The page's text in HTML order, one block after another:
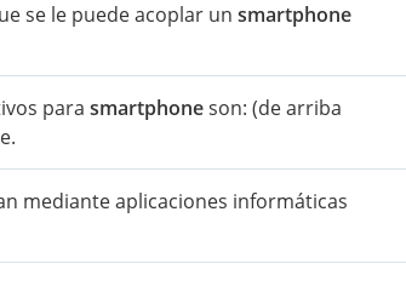
se le puede acoplar un smartphone
para smartphoneson: (de arriba
mediante aplicaciones informáticas